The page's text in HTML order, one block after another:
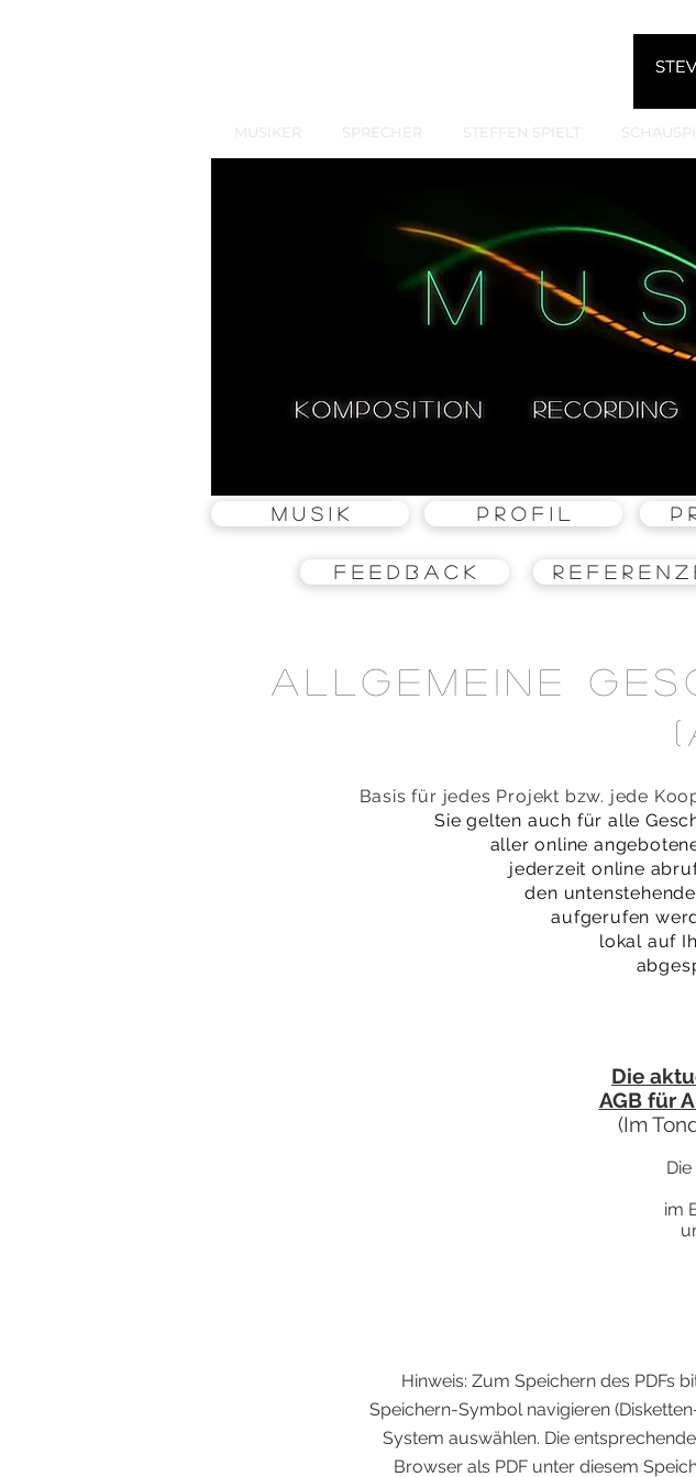
MUSIKER SPRECHER STEFFEN SPIELT
M u s i k P R O F I L P
Allgemeine
F e e d b a c k R e f e r e n z
Basis für jedes Projekt bzw. jede
Sie gelten auch für alle
aller online
jederzeit online
den
aufgerufen
lokal auf
Die
AGB für
(Im
im
Hinweis: Zum Speichern des PDFs
Speichern-Symbol navigieren
System auswählen. Die
Browser als PDF unter diesem